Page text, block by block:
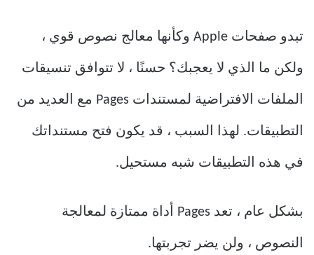
تبدو صفحات Apple وكأنها معالج نصوص قوي ،
ولكن ما الذي لا يعجبك؟ حسنًا ، لا تتوافق تنسيقات
الملفات الافتراضية لمستندات Pages مع العديد من
التطبيقات. لهذا السبب ، قد يكون فتح مستنداتك
في هذه التطبيقات شبه مستحيل.
بشكل عام ، تعد Pages أداة ممتازة لمعالجة
النصوص ، ولن يضر تجربتها.